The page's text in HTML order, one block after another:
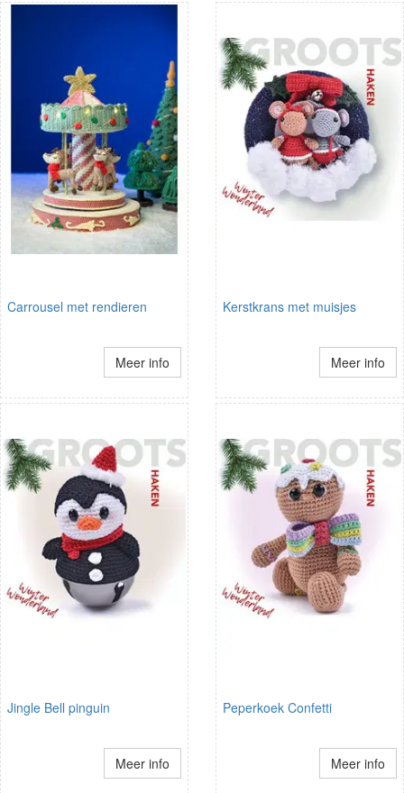
Carrousel met rendieren
Meer info
Kerstkrans met muisjes
Meer info
Jingle Bell pinguin
Meer info
Peperkoek Confetti
Meer info